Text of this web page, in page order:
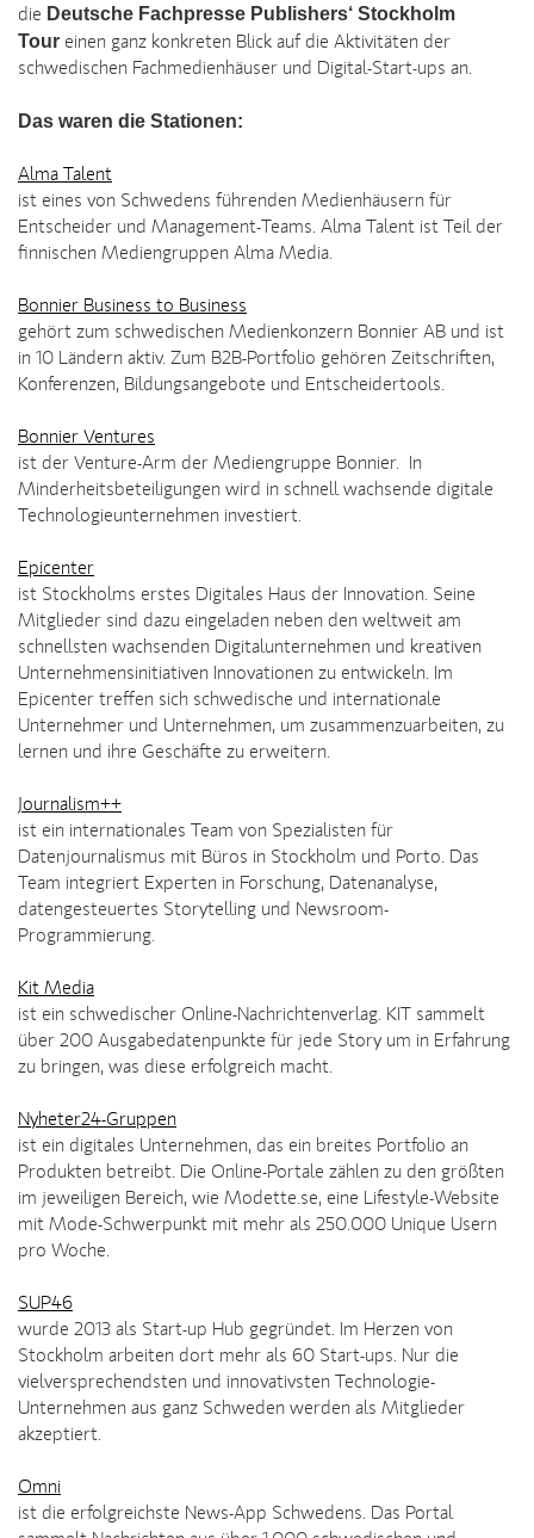
die Deutsche Fachpresse Publishers‘ Stockholm
Tour einen ganz konkreten Blick auf die Aktivitäten der
schwedischen Fachmedienhäuser und Digital-Start-ups an.
Das waren die Stationen:
Alma Talent
ist eines von Schwedens führenden Medienhäusern für
Entscheider und Management-Teams. Alma Talent ist Teil der
finnischen Mediengruppen Alma Media.
Bonnier Business to Business
gehört zum schwedischen Medienkonzern Bonnier AB und ist
in 10 Ländern aktiv. Zum B2B-Portfolio gehören Zeitschriften,
Konferenzen, Bildungsangebote und Entscheidertools.
Bonnier Ventures
ist der Venture-Arm der Mediengruppe Bonnier. In
Minderheitsbeteiligungen wird in schnell wachsende digitale
Technologieunternehmen investiert.
Epicenter
ist Stockholms erstes Digitales Haus der Innovation. Seine
Mitglieder sind dazu eingeladen neben den weltweit am
schnellsten wachsenden Digitalunternehmen und kreativen
Unternehmensinitiativen Innovationen zu entwickeln. Im
Epicenter treffen sich schwedische und internationale
Unternehmer und Unternehmen, um zusammenzuarbeiten, zu
lernen und ihre Geschäfte zu erweitern.
Journalism++
ist ein internationales Team von Spezialisten für
Datenjournalismus mit Büros in Stockholm und Porto. Das
Team integriert Experten in Forschung, Datenanalyse,
datengesteuertes Storytelling und Newsroom-
Programmierung.
Kit Media
ist ein schwedischer Online-Nachrichtenverlag. KIT sammelt
über 200 Ausgabedatenpunkte für jede Story um in Erfahrung
zu bringen, was diese erfolgreich macht.
Nyheter24-Gruppen
ist ein digitales Unternehmen, das ein breites Portfolio an
Produkten betreibt. Die Online-Portale zählen zu den größten
im jeweiligen Bereich, wie Modette.se, eine Lifestyle-Website
mit Mode-Schwerpunkt mit mehr als 250.000 Unique Usern
pro Woche.
SUP46
wurde 2013 als Start-up Hub gegründet. Im Herzen von
Stockholm arbeiten dort mehr als 60 Start-ups. Nur die
vielversprechendsten und innovativsten Technologie-
Unternehmen aus ganz Schweden werden als Mitglieder
akzeptiert.
Omni
ist die erfolgreichste News-App Schwedens. Das Portal